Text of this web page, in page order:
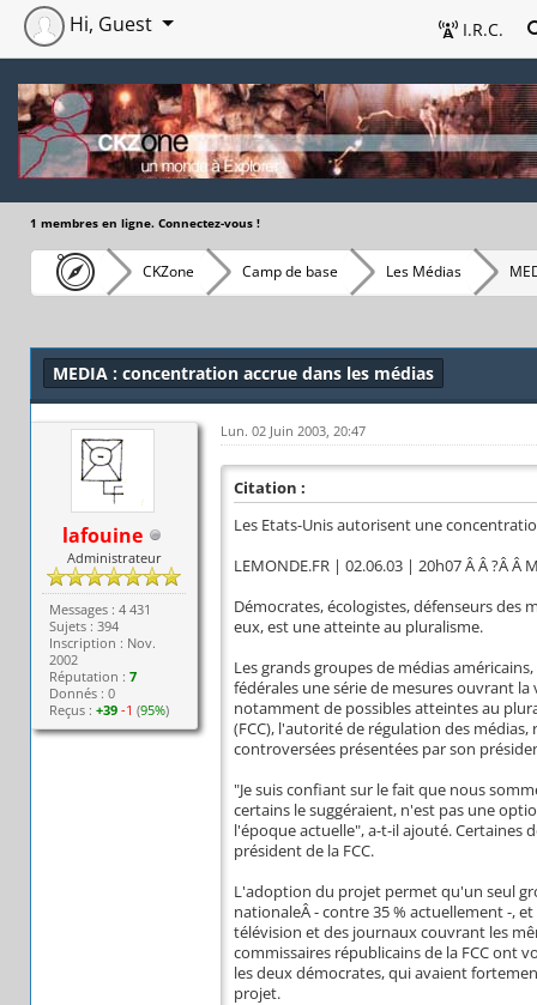
I.R.C.
Hi, Guest
1 membres en ligne. Connectez-vous !
CKZone Camp de base Les Médias
MEDIA : concentration accrue dans les médias
lafouine
Administrateur
Messages : 4 431
Sujets : 394
Inscription : Nov.
2002
Réputation :7
Donnés : 0
Reçus :+39 -1 (95%)
Lun. 02 Juin 2003, 20:47
Citation :
Les Etats-Unis autorisent une
LEMONDE.FR | 02.06.03 | 20h07 Â Â ?Â Â
Démocrates, écologistes, défenseurs
eux, est une atteinte au pluralisme.
Les grands groupes de médias
fédérales une série de mesures ouvrant
notamment de possibles atteintes au
(FCC), l'autorité de régulation des
controversées présentées par son
"Je suis confiant sur le fait que nous
certains le suggéraient, n'est pas une
l'époque actuelle", a-t-il ajouté. Certaines
président de la FCC.
L'adoption du projet permet qu'un seul
nationaleÂ - contre 35 % actuellement -,
télévision et des journaux couvrant les
commissaires républicains de la FCC ont
les deux démocrates, qui avaient
projet.